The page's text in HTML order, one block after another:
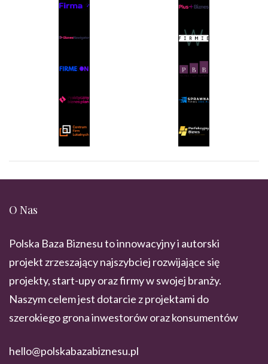
O Nas
Polska Baza Biznesu to innowacyjny i autorski
projekt zrzeszający najszybciej rozwijające się
projekty, start-upy oraz firmy w swojej branży.
Naszym celem jest dotarcie z projektami do
szerokiego grona inwestorów oraz konsumentów
hello@polskabazabiznesu.pl